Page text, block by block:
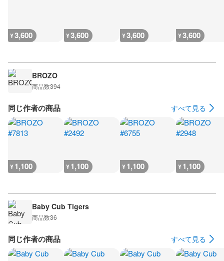
¥3,600 ¥3,600 ¥3,600 ¥3,600
BROZO
商品数394
同じ作者の商品 すべて見る
¥1,100 ¥1,100 ¥1,100 ¥1,100
Baby Cub Tigers
商品数36
同じ作者の商品 すべて見る